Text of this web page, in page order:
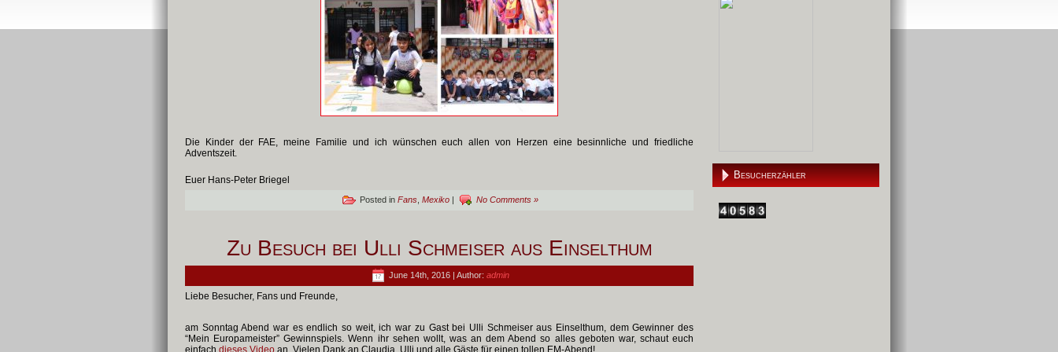
Die Kinder der FAE, meine Familie und ich wünschen euch allen von Herzen eine besinnliche und friedliche
Adventszeit.
Euer Hans-Peter Briegel
Posted in Fans Mexiko | No Comments »
Zu Besuch bei Ulli Schmeiser aus Einselthum
June 14th, 2016 | Author: admin
Liebe Besucher, Fans und Freunde,
am Sonntag Abend war es endlich so weit, ich war zu Gast bei Ulli Schmeiser aus Einselthum, dem Gewinner des
“Mein Europameister” Gewinnspiels. Wenn ihr sehen wollt, was an dem Abend so alles geboten war, schaut euch
einfach dieses Video an. Vielen Dank an Claudia, Ulli und alle Gäste für einen tollen EM-Abend!
Besucherzähler